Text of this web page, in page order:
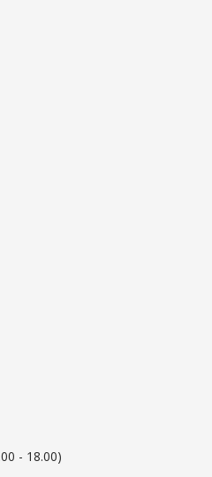
- 18.00)